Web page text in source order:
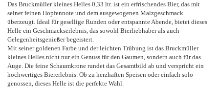
Das Bruckmüller kleines Helles 0,33 ltr. ist ein erfrischendes Bier, das mit
seiner feinen Hopfennote und dem ausgewogenen Malzgeschmack
überzeugt. Ideal für gesellige Runden oder entspannte Abende, bietet dieses
Helle ein Geschmackserlebnis, das sowohl Bierliebhaber als auch
Gelegenheitsgenießer begeistert.
Mit seiner goldenen Farbe und der leichten Trübung ist das Bruckmüller
kleines Helles nicht nur ein Genuss für den Gaumen, sondern auch für das
Auge. Die feine Schaumkrone rundet das Gesamtbild ab und verspricht ein
hochwertiges Biererlebnis. Ob zu herzhaften Speisen oder einfach solo
genossen, dieses Helle ist die perfekte Wahl.